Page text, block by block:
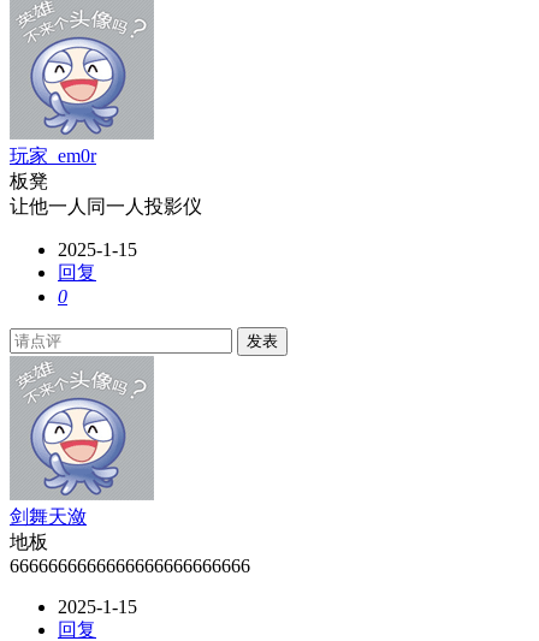
玩家_em0r
板凳
让他一人同一人投影仪
2025-1-15
回复
0
发表
剑舞天潋
地板
6666666666666666666666666
2025-1-15
回复